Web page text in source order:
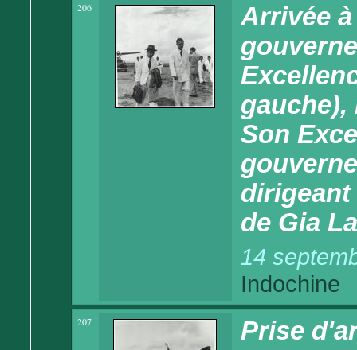
206
Arrivée
Son
dirigeant
de Gia
14
Indochine
207 Prise